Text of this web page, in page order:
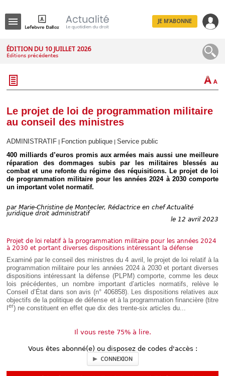
IT
JE M'ABONNE
ÉDITION DU 10 JUILLET 2026
Éditions précédentes
Le projet de loi de programmation militaire
au conseil des ministres
ADMINISTRATIF Fonction publique Service public
400 milliards d’euros promis aux armées mais aussi une meilleure
réparation des dommages subis par les militaires blessés au
combat et une refonte du régime des réquisitions. Le projet de loi
de programmation militaire pour les années 2024 à 2030 comporte
un important volet normatif.
par Marie-Christine de Montecler, Rédactrice en chef Actualité
juridique droit administratif
le 12 avril 2023
Projet de loi relatif à la programmation militaire pour les années 2024
à 2030 et portant diverses dispositions intéressant la défense
Examiné par le conseil des ministres du 4 avril, le projet de loi relatif à la
programmation militaire pour les années 2024 à 2030 et portant diverses
dispositions intéressant la défense (PLPM) comporte, comme les deux
lois précédentes, un nombre important d’articles normatifs, relève le
Conseil d’État dans son avis (n° 406858). Les dispositions relatives aux
objectifs de la politique de défense et à la programmation financière (titre
er) ne constituent en effet que dix des trente-six articles du...
Il vous reste 75% à lire.
Vous êtes abonné(e) ou disposez de codes d'accès :
CONNEXION